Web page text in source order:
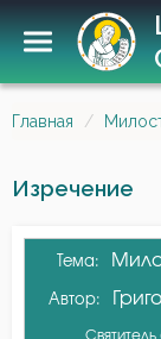
Главная
Изречение
Тема:
Автор: